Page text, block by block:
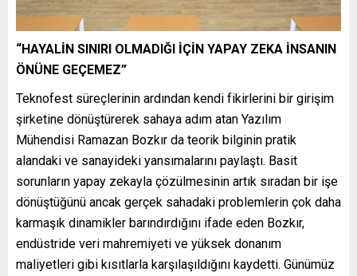
“HAYALİN SINIRI OLMADIĞI İÇİN YAPAY ZEKA İNSANIN
ÖNÜNE GEÇEMEZ”
Teknofest süreçlerinin ardından kendi fikirlerini bir girişim
şirketine dönüştürerek sahaya adım atan Yazılım
Mühendisi Ramazan Bozkır da teorik bilginin pratik
alandaki ve sanayideki yansımalarını paylaştı. Basit
sorunların yapay zekayla çözülmesinin artık sıradan bir işe
dönüştüğünü ancak gerçek sahadaki problemlerin çok daha
karmaşık dinamikler barındırdığını ifade eden Bozkır,
endüstride veri mahremiyeti ve yüksek donanım
maliyetleri gibi kısıtlarla karşılaşıldığını kaydetti. Günümüz